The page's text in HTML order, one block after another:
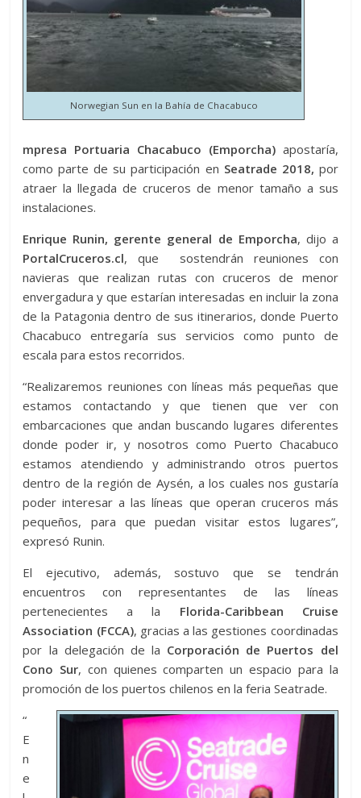
Norwegian Sun en la Bahía de Chacabuco
mpresa Portuaria Chacabuco (Emporcha)apostaría,
como parte de su participación en Seatrade 2018, por
atraer la llegada de cruceros de menor tamaño a sus
instalaciones.
Enrique Runin, gerente general de Emporcha, dijo a
PortalCruceros.cl, que sostendrán reuniones con
navieras que realizan rutas con cruceros de menor
envergadura y que estarían interesadas en incluir la zona
de la Patagonia dentro de sus itinerarios, donde Puerto
Chacabuco entregaría sus servicios como punto de
escala para estos recorridos.
“Realizaremos reuniones con líneas más pequeñas que
estamos contactando y que tienen que ver con
embarcaciones que andan buscando lugares diferentes
donde poder ir, y nosotros como Puerto Chacabuco
estamos atendiendo y administrando otros puertos
dentro de la región de Aysén, a los cuales nos gustaría
poder interesar a las líneas que operan cruceros más
pequeños, para que puedan visitar estos lugares”,
expresó Runin.
El ejecutivo, además, sostuvo que se tendrán
encuentros con representantes de las líneas
pertenecientes a la Florida-Caribbean Cruise
Association (FCCA), gracias a las gestiones coordinadas
por la delegación de la Corporación de Puertos del
Cono Sur, con quienes comparten un espacio para la
promoción de los puertos chilenos en la feria Seatrade.
“
E
n
e